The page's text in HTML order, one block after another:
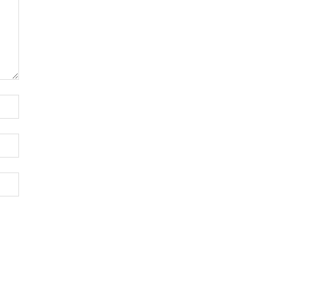
почта:*
Сайт: